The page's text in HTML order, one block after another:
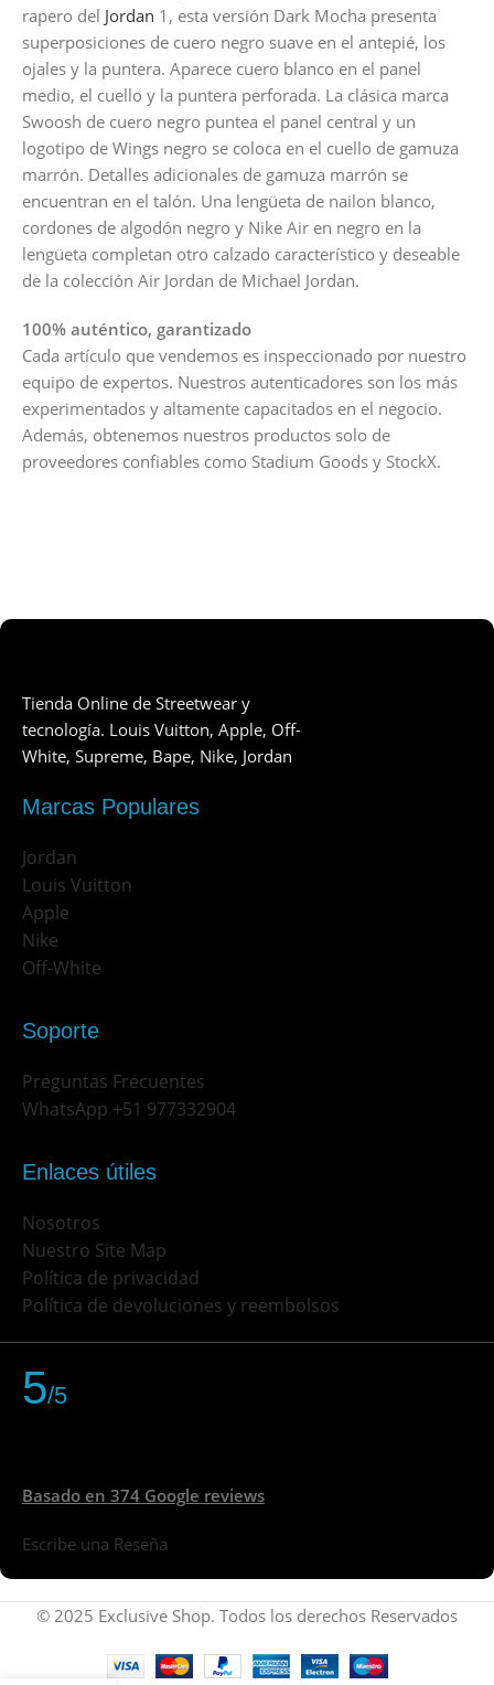
rapero del Jordan 1, esta versión Dark Mocha presenta
superposiciones de cuero negro suave en el antepié, los
ojales y la puntera. Aparece cuero blanco en el panel
medio, el cuello y la puntera perforada. La clásica marca
Swoosh de cuero negro puntea el panel central y un
logotipo de Wings negro se coloca en el cuello de gamuza
marrón. Detalles adicionales de gamuza marrón se
encuentran en el talón. Una lengüeta de nailon blanco,
cordones de algodón negro y Nike Air en negro en la
lengüeta completan otro calzado característico y deseable
de la colección Air Jordan de Michael Jordan.
100% auténtico, garantizado
Cada artículo que vendemos es inspeccionado por nuestro
equipo de expertos. Nuestros autenticadores son los más
experimentados y altamente capacitados en el negocio.
Además, obtenemos nuestros productos solo de
proveedores confiables como Stadium Goods y StockX.
Tienda Online de Streetwear y
tecnología. Louis Vuitton, Apple, Off-
White, Supreme, Bape, Nike, Jordan
Marcas Populares
Jordan
Louis Vuitton
Apple
Nike
Off-White
Soporte
Preguntas Frecuentes
WhatsApp +51 977332904
Enlaces útiles
Nosotros
Nuestro Site Map
Política de privacidad
Política de devoluciones y reembolsos
5/5
Basado en 374 Google reviews
Escribe una Reseña
© 2025 Exclusive Shop. Todos los derechos Reservados